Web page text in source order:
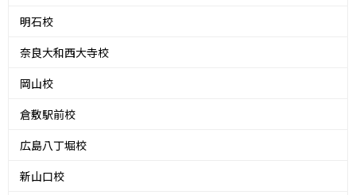
明石校
奈良大和西大寺校
岡山校
倉敷駅前校
広島八丁堀校
新山口校